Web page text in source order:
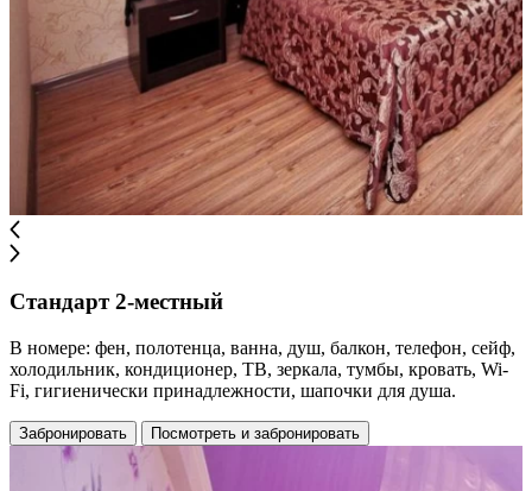
Стандарт 2-местный
В номере: фен, полотенца, ванна, душ, балкон, телефон, сейф,
холодильник, кондиционер, ТВ, зеркала, тумбы, кровать, Wi-
Fi, гигиенически принадлежности, шапочки для душа.
Забронировать Посмотреть и забронировать